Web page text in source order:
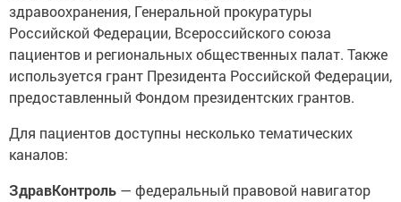
здравоохранения, Генеральной прокуратуры
Российской Федерации, Всероссийского союза
пациентов и региональных общественных палат. Также
используется грант Президента Российской Федерации,
предоставленный Фондом президентских грантов.
Для пациентов доступны несколько тематических
каналов:
ЗдравКонтроль — федеральный правовой навигатор